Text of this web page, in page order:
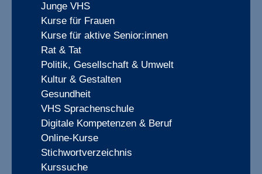
Junge VHS
Kurse für Frauen
Kurse für aktive Senior:innen
Rat & Tat
Politik, Gesellschaft & Umwelt
Kultur & Gestalten
Gesundheit
VHS Sprachenschule
Digitale Kompetenzen & Beruf
Online-Kurse
Stichwortverzeichnis
Kurssuche